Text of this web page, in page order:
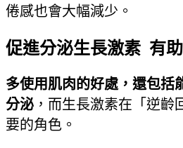
倦感也會大幅減少。
促進分泌生長激素 有
多使用肌肉的好處，還包括
分泌 ，而生長激素在「逆齡
要的角色。